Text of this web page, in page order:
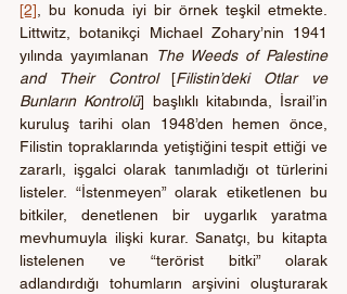
[2], bu konuda iyi bir örnek teşkil etmekte.
Littwitz, botanikçi Michael Zohary’nin 1941
yılında yayımlanan
The Weeds of Palestine
and Their Control [Filistin’deki Otlar ve
Bunların Kontrolü] başlıklı kitabında, İsrail’in
kuruluş tarihi olan 1948’den hemen önce,
Filistin topraklarında yetiştiğini tespit ettiği ve
zararlı, işgalci olarak tanımladığı ot türlerini
listeler. “İstenmeyen” olarak etiketlenen bu
bitkiler, denetlenen bir uygarlık yaratma
mevhumuyla ilişki kurar. Sanatçı, bu kitapta
listelenen ve “terörist bitki” olarak
adlandırdığı tohumların arşivini oluşturarak